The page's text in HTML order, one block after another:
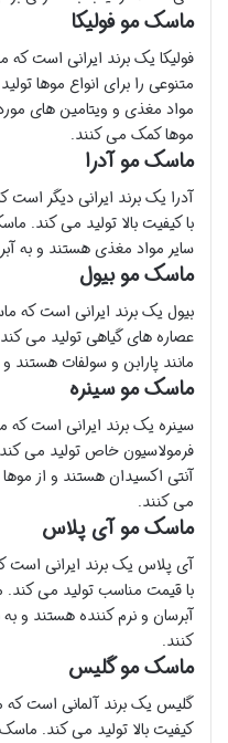
ماسک مو فولیکا
فولیکا یک برند ایرانی است
متنوعی را برای انواع موها
مواد مغذی و ویتامین های
موها کمک می کنند.
ماسک مو آدرا
آدرا یک برند ایرانی دیگر
با کیفیت بالا تولید می کند.
سایر مواد مغذی هستند و به
ماسک مو بیول
بیول یک برند ایرانی است که
عصاره های گیاهی تولید می
مانند پارابن و سولفات
ماسک مو سینره
سینره یک برند ایرانی است که
فرمولاسیون خاص تولید می
آنتی اکسیدان هستند و از
می کنند.
ماسک مو آی پلاس
آی پلاس یک برند ایرانی است
با قیمت مناسب تولید می
آبرسان و نرم کننده هستند و
کنند.
ماسک مو گلیس
گلیس یک برند آلمانی است که
کیفیت بالا تولید می کند.